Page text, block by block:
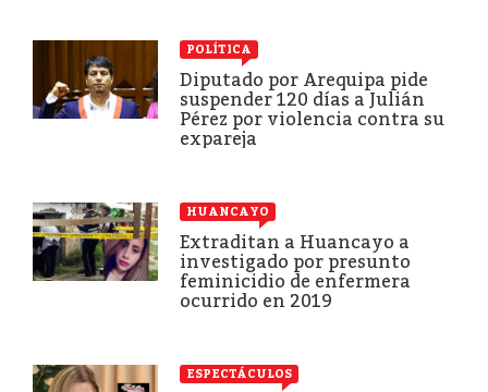
POLÍTICA
Diputado por Arequipa pide
suspender 120 días a Julián
Pérez por violencia contra su
expareja
HUANCAYO
Extraditan a Huancayo a
investigado por presunto
feminicidio de enfermera
ocurrido en 2019
ESPECTÁCULOS